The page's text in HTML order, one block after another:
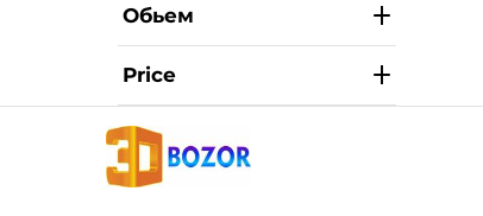
Обьем
Price